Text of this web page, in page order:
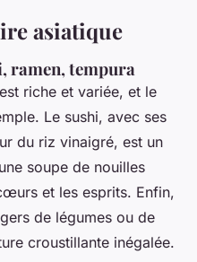
asiatique
ramen, tempura
est riche et variée, et le
Le sushi, avec ses
du riz vinaigré, est un
soupe de nouilles
et les esprits. Enfin,
de légumes ou de
croustillante inégalée.